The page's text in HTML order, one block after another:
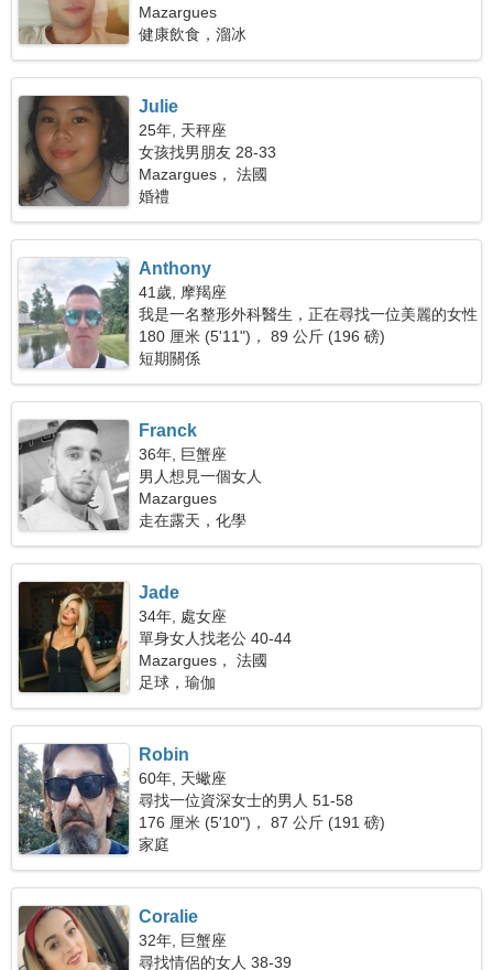
Mazargues
健康飲食，溜冰
Julie
25年, 天秤座
女孩找男朋友 28-33
Mazargues， 法國
婚禮
Anthony
41歲, 摩羯座
我是一名整形外科醫生，正在尋找一位美麗的女性
180 厘米 (5'11")， 89 公斤 (196 磅)
短期關係
Franck
36年, 巨蟹座
男人想見一個女人
Mazargues
走在露天，化學
Jade
34年, 處女座
單身女人找老公 40-44
Mazargues， 法國
足球，瑜伽
Robin
60年, 天蠍座
尋找一位資深女士的男人 51-58
176 厘米 (5'10")， 87 公斤 (191 磅)
家庭
Coralie
32年, 巨蟹座
尋找情侶的女人 38-39